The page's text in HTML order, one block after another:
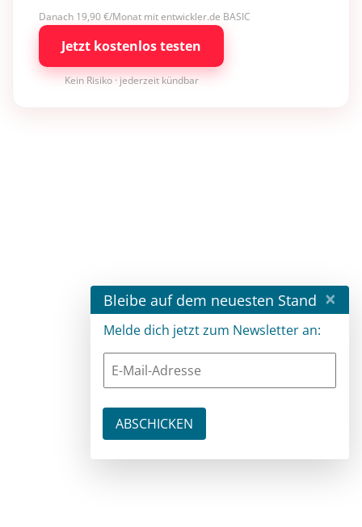
Danach 19,90 €/Monat mit entwickler.de BASIC
Jetzt kostenlos testen
Kein Risiko · jederzeit kündbar
Bleibe auf dem neuesten Stand ×
Melde dich jetzt zum Newsletter an: